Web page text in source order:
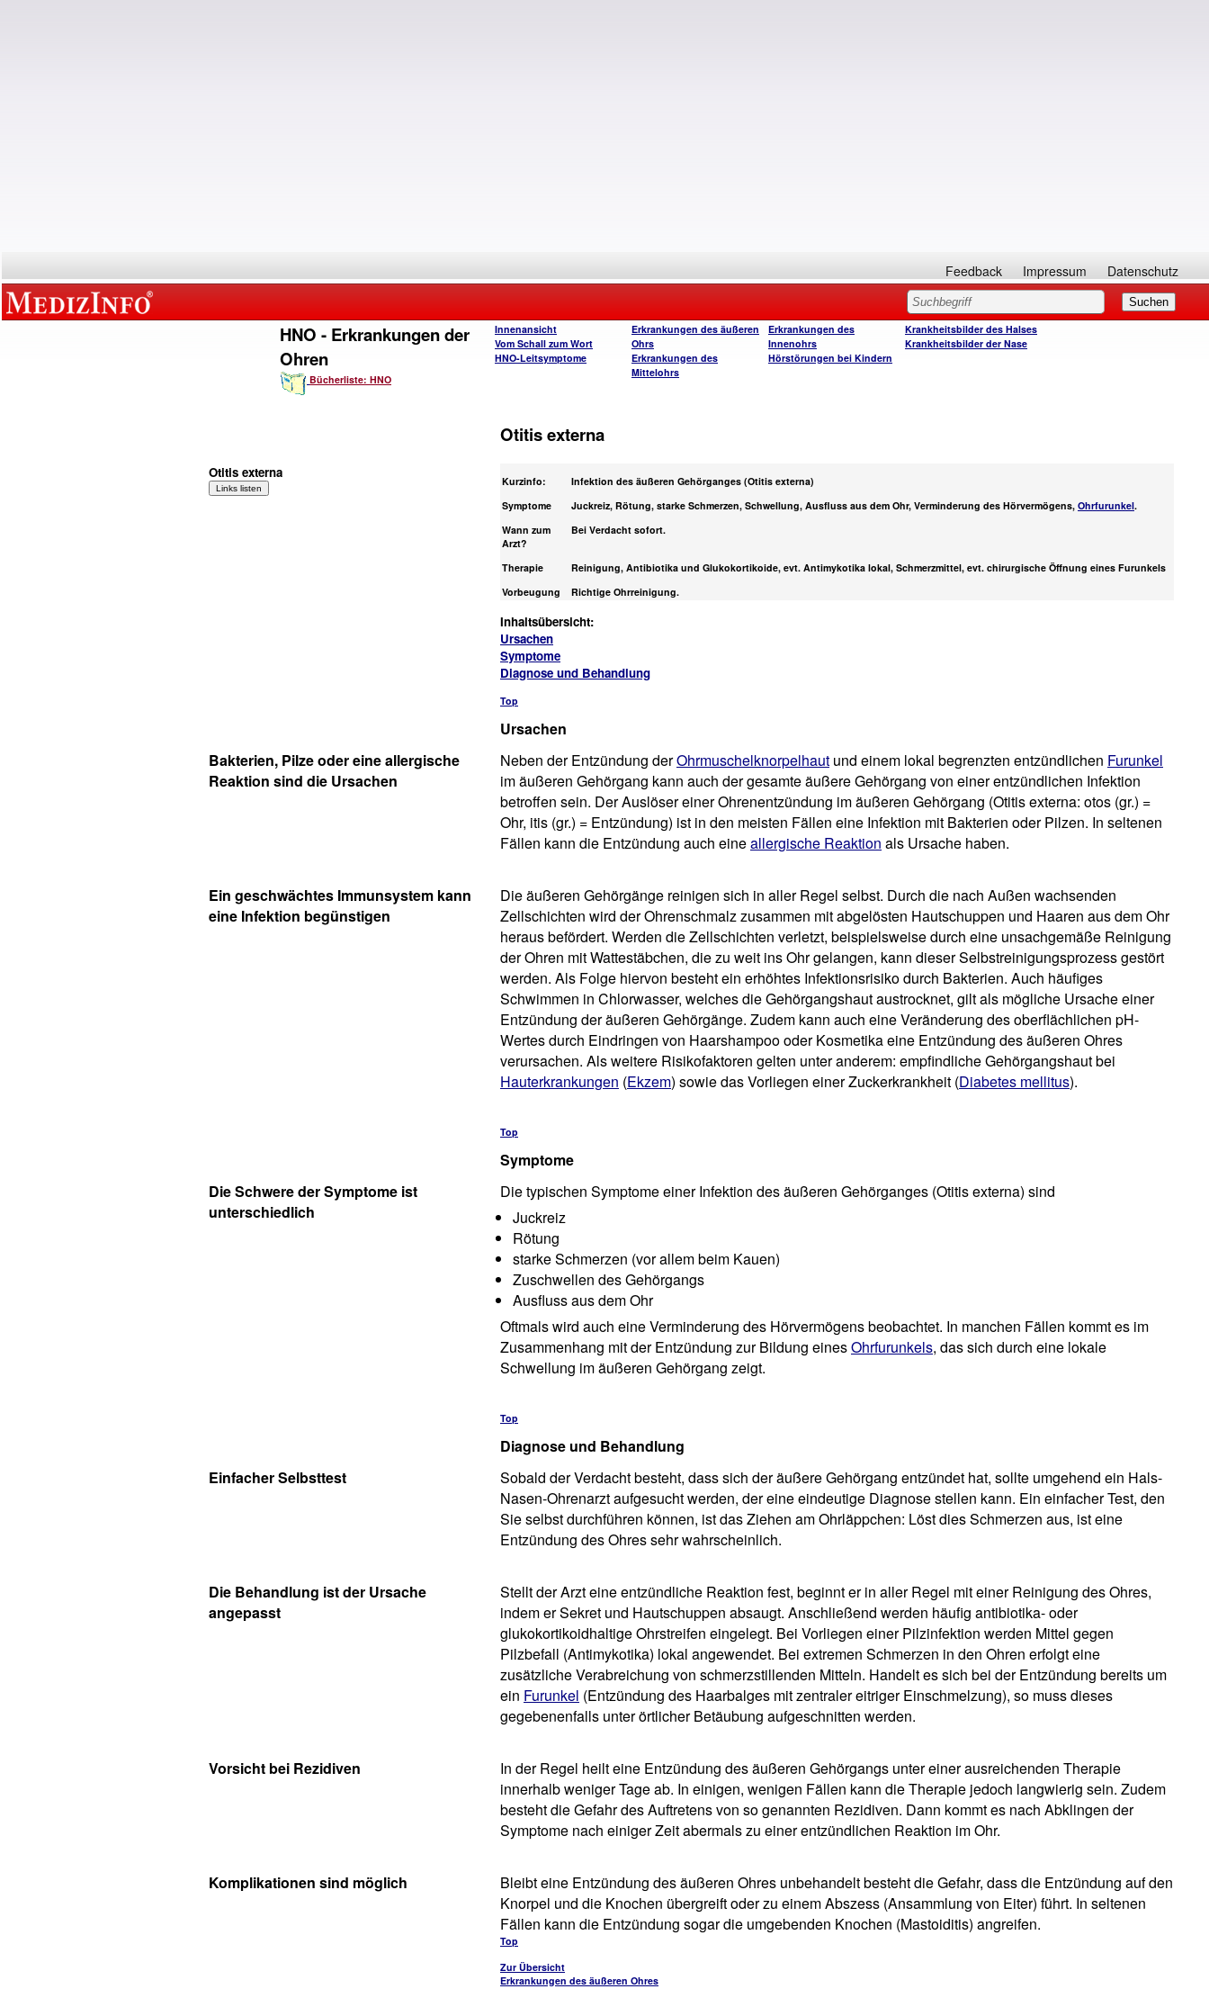
Feedback Impressum Datenschutz
HNO - Erkrankungen der
Ohren
Bücherliste: HNO
Innenansicht
Vom Schall zum Wort
HNO-Leitsymptome
Erkrankungen des äußeren
Ohrs
Erkrankungen des
Mittelohrs
Erkrankungen des
Innenohrs
Hörstörungen bei Kindern
Krankheitsbilder des Halses
Krankheitsbilder der Nase
Otitis externa
Otitis externa
Kurzinfo:
Infektion des äußeren Gehörganges (Otitis externa)
Symptome
Juckreiz, Rötung, starke Schmerzen, Schwellung, Ausfluss aus dem Ohr, Verminderung des Hörvermögens, Ohrfurunkel.
Wann zum
Arzt?
Bei Verdacht sofort.
Therapie
Reinigung, Antibiotika und Glukokortikoide, evt. Antimykotika lokal, Schmerzmittel, evt. chirurgische Öffnung eines Furunkels
Vorbeugung
Richtige Ohrreinigung.
Inhaltsübersicht:
Ursachen
Symptome
Diagnose und Behandlung
Top
Ursachen
Bakterien, Pilze oder eine allergische
Reaktion sind die Ursachen
Neben der Entzündung derOhrmuschelknorpelhaut und einem lokal begrenzten entzündlichen Furunkel
im äußeren Gehörgang kann auch der gesamte äußere Gehörgang von einer entzündlichen Infektion
betroffen sein. Der Auslöser einer Ohrenentzündung im äußeren Gehörgang (Otitis externa: otos (gr.) =
Ohr, itis (gr.) = Entzündung) ist in den meisten Fällen eine Infektion mit Bakterien oder Pilzen. In seltenen
Fällen kann die Entzündung auch eineallergische Reaktion als Ursache haben.
Ein geschwächtes Immunsystem kann
eine Infektion begünstigen
Die äußeren Gehörgänge reinigen sich in aller Regel selbst. Durch die nach Außen wachsenden
Zellschichten wird der Ohrenschmalz zusammen mit abgelösten Hautschuppen und Haaren aus dem Ohr
heraus befördert. Werden die Zellschichten verletzt, beispielsweise durch eine unsachgemäße Reinigung
der Ohren mit Wattestäbchen, die zu weit ins Ohr gelangen, kann dieser Selbstreinigungsprozess gestört
werden. Als Folge hiervon besteht ein erhöhtes Infektionsrisiko durch Bakterien. Auch häufiges
Schwimmen in Chlorwasser, welches die Gehörgangshaut austrocknet, gilt als mögliche Ursache einer
Entzündung der äußeren Gehörgänge. Zudem kann auch eine Veränderung des oberflächlichen pH-
Wertes durch Eindringen von Haarshampoo oder Kosmetika eine Entzündung des äußeren Ohres
verursachen. Als weitere Risikofaktoren gelten unter anderem: empfindliche Gehörgangshaut bei
Hauterkrankungen (Ekzem) sowie das Vorliegen einer Zuckerkrankheit (Diabetes mellitus).
Top
Symptome
Die Schwere der Symptome ist
unterschiedlich
Die typischen Symptome einer Infektion des äußeren Gehörganges (Otitis externa) sind
Juckreiz
Rötung
starke Schmerzen (vor allem beim Kauen)
Zuschwellen des Gehörgangs
Ausfluss aus dem Ohr
Oftmals wird auch eine Verminderung des Hörvermögens beobachtet. In manchen Fällen kommt es im
Zusammenhang mit der Entzündung zur Bildung einesOhrfurunkels, das sich durch eine lokale
Schwellung im äußeren Gehörgang zeigt.
Top
Diagnose und Behandlung
Einfacher Selbsttest
Sobald der Verdacht besteht, dass sich der äußere Gehörgang entzündet hat, sollte umgehend ein Hals-
Nasen-Ohrenarzt aufgesucht werden, der eine eindeutige Diagnose stellen kann. Ein einfacher Test, den
Sie selbst durchführen können, ist das Ziehen am Ohrläppchen: Löst dies Schmerzen aus, ist eine
Entzündung des Ohres sehr wahrscheinlich.
Die Behandlung ist der Ursache
angepasst
Stellt der Arzt eine entzündliche Reaktion fest, beginnt er in aller Regel mit einer Reinigung des Ohres,
indem er Sekret und Hautschuppen absaugt. Anschließend werden häufig antibiotika- oder
glukokortikoidhaltige Ohrstreifen eingelegt. Bei Vorliegen einer Pilzinfektion werden Mittel gegen
Pilzbefall (Antimykotika) lokal angewendet. Bei extremen Schmerzen in den Ohren erfolgt eine
zusätzliche Verabreichung von schmerzstillenden Mitteln. Handelt es sich bei der Entzündung bereits um
ein Furunkel (Entzündung des Haarbalges mit zentraler eitriger Einschmelzung), so muss dieses
gegebenenfalls unter örtlicher Betäubung aufgeschnitten werden.
Vorsicht bei Rezidiven
In der Regel heilt eine Entzündung des äußeren Gehörgangs unter einer ausreichenden Therapie
innerhalb weniger Tage ab. In einigen, wenigen Fällen kann die Therapie jedoch langwierig sein. Zudem
besteht die Gefahr des Auftretens von so genannten Rezidiven. Dann kommt es nach Abklingen der
Symptome nach einiger Zeit abermals zu einer entzündlichen Reaktion im Ohr.
Komplikationen sind möglich
Bleibt eine Entzündung des äußeren Ohres unbehandelt besteht die Gefahr, dass die Entzündung auf den
Knorpel und die Knochen übergreift oder zu einem Abszess (Ansammlung von Eiter) führt. In seltenen
Fällen kann die Entzündung sogar die umgebenden Knochen (Mastoiditis) angreifen.
Top
Zur Übersicht
Erkrankungen des äußeren Ohres